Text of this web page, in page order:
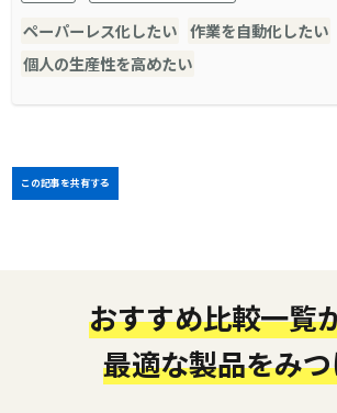
ペーパーレス化したい 作業を自動化したい
個人の生産性を高めたい
この記事を共有する
おすすめ比較一覧
最適な製品をみ